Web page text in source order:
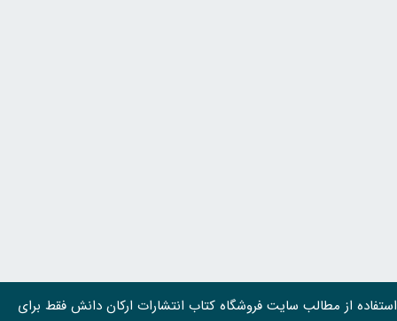
استفاده از مطالب سايت فروشگاه کتاب انتشارات ارکان دانش فقط برای